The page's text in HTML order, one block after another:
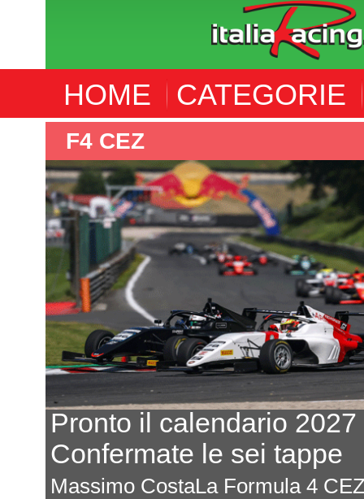
HOME CATEGORIE
F4 CEZ
Pronto il calendario 2027
Confermate le sei tappe
Massimo CostaLa Formula 4